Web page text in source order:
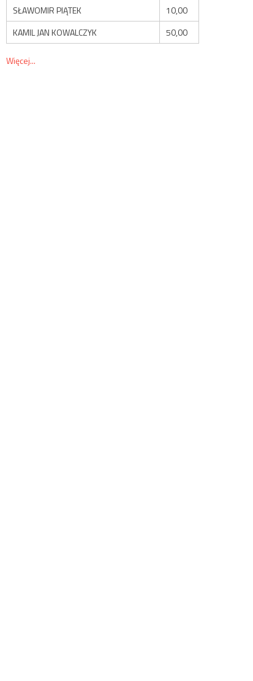
SŁAWOMIR PIĄTEK
10,00
KAMIL JAN KOWALCZYK
50,00
Więcej...